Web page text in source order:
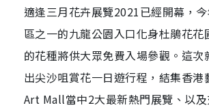
適逢三月花卉展覽2021已經開幕，
區之一的九龍公園入口化身杜鵑花花
的花種將供大眾免費入場參觀。這次
出尖沙咀賞花一日遊行程，結集香港
Art Mall當中2大最新熱門展覽、以